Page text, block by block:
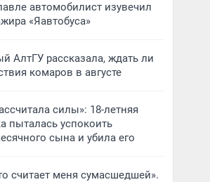
автомобилист изувечил
«Яавтобуса»
АлтГУ рассказала, ждать ли
комаров в августе
силы»: 18-летняя
пыталась успокоить
сына и убила его
считает меня сумасшедшей».